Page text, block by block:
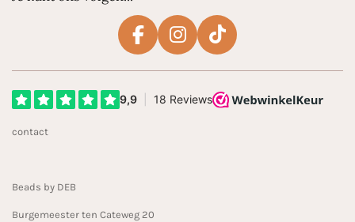
F
e
I
t
T
T
contact
Beads by DEB
Burgemeester ten Cateweg 20